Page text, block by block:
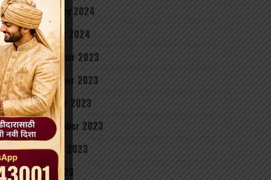
February 2024
January 2024
December 2023
November 2023
October 2023
September 2023
August 2023
July 2023